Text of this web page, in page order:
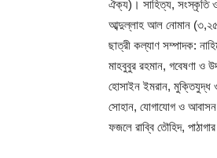
ঐক্য)। সাহিত্য, সংস্কৃতি ও
আব্দুল্লাহ আল নোমান
ছাত্রী কল্যাণ সম্পাদক:
মাহবুবুর রহমান, গবেষণা ও
হোসাইন ইমরান, মুক্তিযুদ্ধ
সোহান, যোগাযোগ ও
ফজলে রাব্বি তৌহিদ,